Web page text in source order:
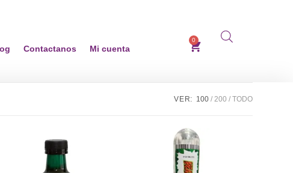
Contactanos Mi cuenta
0
VER: 100 200 TODO